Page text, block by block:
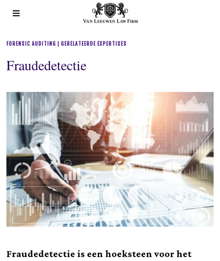
FORENSIC AUDITING | GERELATEERDE EXPERTISES
Fraudedetectie
Fraudedetectie is een hoeksteen voor het